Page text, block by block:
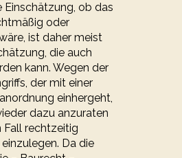
ob das
oder
ist daher meist
die auch
kann. Wegen der
der mit ei­ner
einhergeht,
dazu anzuraten
Fall recht­zei­tig
Da die